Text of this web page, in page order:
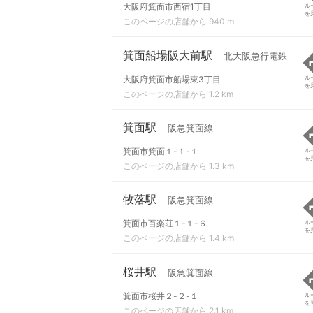
大阪府箕面市西宿1丁目
このページの店舗から 940 m
ル
を
箕面船場阪大前駅 北大阪急行電鉄
大阪府箕面市船場東3丁目
このページの店舗から 1.2 km
ル
を
箕面駅 阪急箕面線
箕面市箕面１-１-１
このページの店舗から 1.3 km
ル
を
牧落駅 阪急箕面線
箕面市百楽荘１-１-６
このページの店舗から 1.4 km
ル
を
桜井駅 阪急箕面線
箕面市桜井２-２-１
このページの店舗から 2.1 km
ル
を